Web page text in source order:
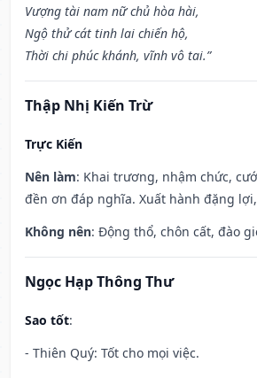
Vượng tài nam nữ chủ hòa hài,
Ngộ thử cát tinh lai chiến hộ,
Thời chi phúc khánh, vĩnh vô tai.”
Thập Nhị Kiến Trừ
Trực Kiến
Nên làm: Khai trương, nhậm chức,
đền ơn đáp nghĩa. Xuất hành đặng
Không nên: Động thổ, chôn cất, đào
Ngọc Hạp Thông Thư
Sao tốt:
- Thiên Quý: Tốt cho mọi việc.